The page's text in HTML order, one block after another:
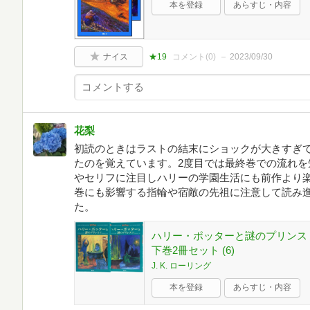
本を登録 あらすじ・内容
ナイス ★19 コメント(0) 2023/09/30
花梨
初読のときはラストの結末にショックが大きすぎ
たのを覚えています。2度目では最終巻での流れ
やセリフに注目しハリーの学園生活にも前作より
巻にも影響する指輪や宿敵の先祖に注意して読み
た。
ハリー・ポッターと謎のプリン
下巻2冊セット (6)
J. K. ローリング
本を登録 あらすじ・内容